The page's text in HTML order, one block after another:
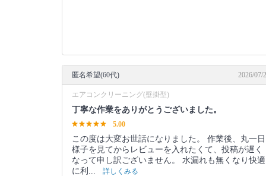
匿名希望(60代) 2026/07/
エアコンクリーニング(壁掛型)
丁寧な作業をありがとうございました。
5.00
この度は大変お世話になりました。 作業後、丸一日
様子を見てからレビューを入れたくて、投稿が遅く
なって申し訳ございません。 水漏れも無くなり快適
に利...
詳しくみる